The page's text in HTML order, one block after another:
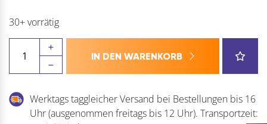
30+ vorrätig
Steckdosenelement
2ST14
V
Menge
IN DEN WARENKORB
Werktags taggleicher Versand bei Bestellungen bis 16
Uhr (ausgenommen freitags bis 12 Uhr). Transportzeit: